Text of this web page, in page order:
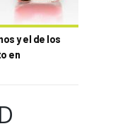
y el de los
en